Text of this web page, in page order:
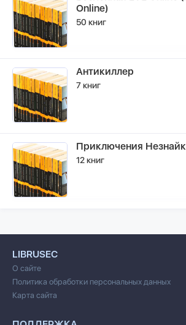
Online)
50 книг
Антикиллер
7 книг
Приключения
12 книг
LIBRUSEC
О сайте
Политика обработки персональных данных
Карта сайта